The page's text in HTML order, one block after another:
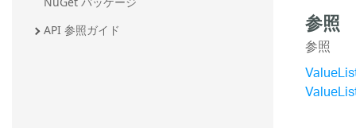
API 参照ガイド
参照
参照